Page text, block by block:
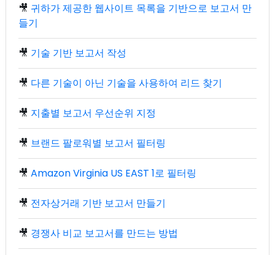
🎥 귀하가 제공한 웹사이트 목록을 기반으로 보고서 만
들기
🎥 기술 기반 보고서 작성
🎥 다른 기술이 아닌 기술을 사용하여 리드 찾기
🎥 지출별 보고서 우선순위 지정
🎥 브랜드 팔로워별 보고서 필터링
🎥 Amazon Virginia US EAST 1로 필터링
🎥 전자상거래 기반 보고서 만들기
🎥 경쟁사 비교 보고서를 만드는 방법